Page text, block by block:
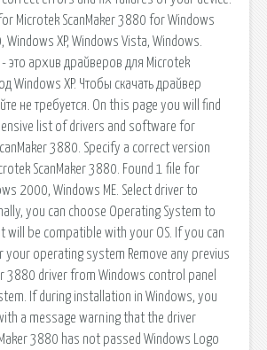
Microtek ScanMaker 3880 for Windows
Windows XP, Windows Vista, Windows.
- это архив драйверов для Microtek
Windows XP. Чтобы скачать драйвер
не требуется. On this page you will find
list of drivers and software for
3880. Specify a correct version
ScanMaker 3880. Found 1 file for
2000, Windows ME. Select driver to
you can choose Operating System to
will be compatible with your OS. If you can
your operating system Remove any previus
3880 driver from Windows control panel
If during installation in Windows, you
a message warning that the driver
3880 has not passed Windows Logo